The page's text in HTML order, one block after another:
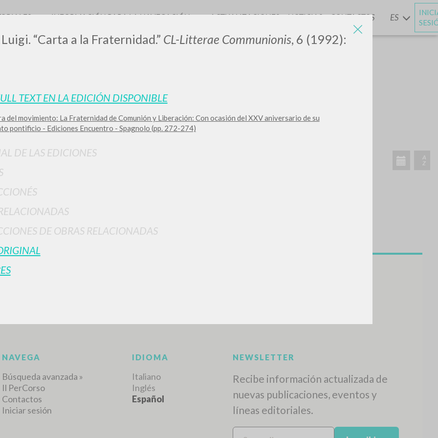
“Carta a la Fraternidad.” CL-Litterae Communionis, 6 (1992):
TEXT EN LA EDICIÓN DISPONIBLE
del movimiento: La Fraternidad de Comunión y Liberación: Con ocasión del XXV aniversario de su
pontificio - Ediciones Encuentro - Spagnolo (pp. 272-274)
DE LAS EDICIONES
DE OBRAS RELACIONADAS
INFORMACIÓN PARA LA NAVEGACIÓN ACTUALIZACIONESYNOTICIAS CONTACTOS ES
resultados aún más precisos? Utilizar elBÚSQUEDA AVANZADA »
NAVEGA IDIOMA NEWSLETTER
Recibe información actualizada de